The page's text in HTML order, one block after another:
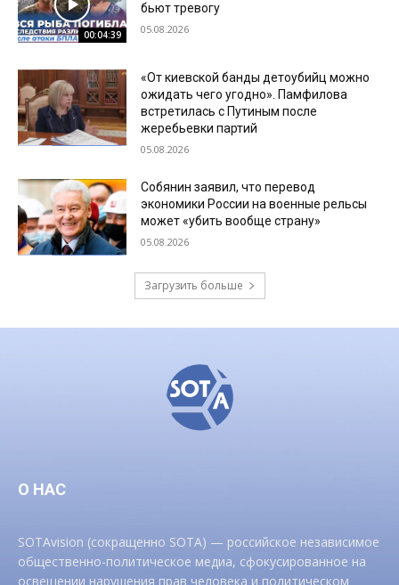
00:04:39
бьют тревогу
05.08.2026
«От киевской банды детоубийц можно
ожидать чего угодно». Памфилова
встретилась с Путиным после
жеребьевки партий
05.08.2026
Собянин заявил, что перевод
экономики России на военные рельсы
может «убить вообще страну»
05.08.2026
Загрузить больше
О НАС
SOTAvision (сокращенно SOTA) — российское независимое
общественно-политическое медиа, сфокусированное на
освещении нарушения прав человека и политическом